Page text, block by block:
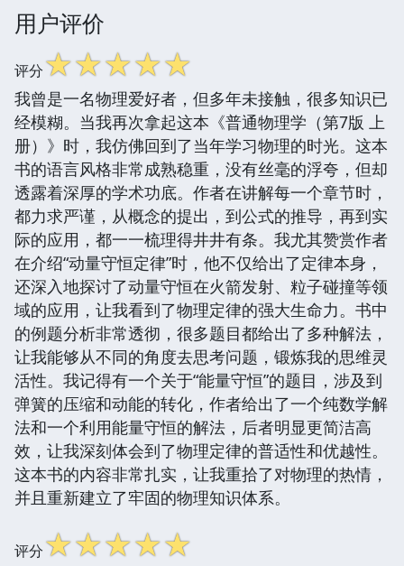
用户评价
评分☆☆☆☆☆
我曾是一名物理爱好者，但多年未接触，很多知识已
经模糊。当我再次拿起这本《普通物理学（第7版 上
册）》时，我仿佛回到了当年学习物理的时光。这本
书的语言风格非常成熟稳重，没有丝毫的浮夸，但却
透露着深厚的学术功底。作者在讲解每一个章节时，
都力求严谨，从概念的提出，到公式的推导，再到实
际的应用，都一一梳理得井井有条。我尤其赞赏作者
在介绍“动量守恒定律”时，他不仅给出了定律本身，
还深入地探讨了动量守恒在火箭发射、粒子碰撞等领
域的应用，让我看到了物理定律的强大生命力。书中
的例题分析非常透彻，很多题目都给出了多种解法，
让我能够从不同的角度去思考问题，锻炼我的思维灵
活性。我记得有一个关于“能量守恒”的题目，涉及到
弹簧的压缩和动能的转化，作者给出了一个纯数学解
法和一个利用能量守恒的解法，后者明显更简洁高
效，让我深刻体会到了物理定律的普适性和优越性。
这本书的内容非常扎实，让我重拾了对物理的热情，
并且重新建立了牢固的物理知识体系。
评分☆☆☆☆☆